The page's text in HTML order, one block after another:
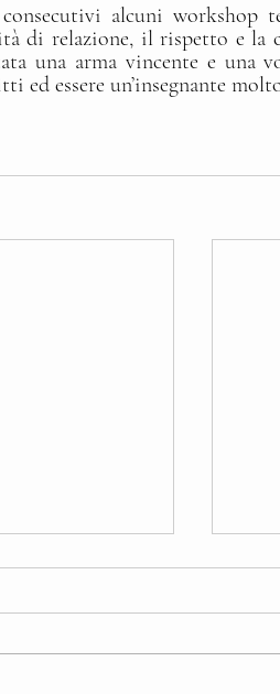
alcuni workshop
di relazione, il rispetto e la
una arma vincente e una
ed essere un’insegnante